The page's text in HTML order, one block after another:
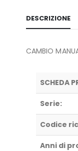
DESCRIZIONE
CAMBIO
SCHEDA
Serie:
Codice
Anni di